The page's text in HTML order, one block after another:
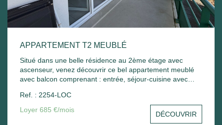
APPARTEMENT T2 MEUBLÉ
Situé dans une belle résidence au 2ème étage avec
ascenseur, venez découvrir ce bel appartement meublé
avec balcon comprenant : entrée, séjour-cuisine avec
Chauffage électrique. Libre de suite
Ref. : 2254-LOC
Loyer 685 €/mois
DÉCOUVRIR